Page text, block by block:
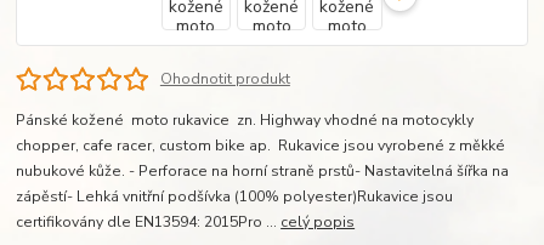
Ohodnotit produkt
Pánské kožené moto rukavice zn. Highway vhodné na motocykly
chopper, cafe racer, custom bike ap. Rukavice jsou vyrobené z měkké
nubukové kůže. - Perforace na horní straně prstů- Nastavitelná šířka na
zápěstí- Lehká vnitřní podšívka (100% polyester)Rukavice jsou
certifikovány dle EN13594: 2015Pro ... celý popis